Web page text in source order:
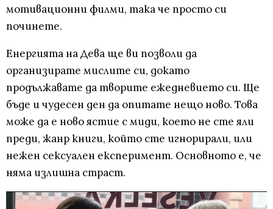
мотивационни филми, така че просто си
починете.
Енергията на Дева ще ви позволи да
организирате мислите си, докато
продължавате да творите ежедневието си. Ще
бъде и чудесен ден да опитате нещо ново. Това
може да е ново ястие с миди, което не сте яли
преди, жанр книги, който сте игнорирали, или
нежен сексуален експеримент. Основното е, че
няма излишна страст.